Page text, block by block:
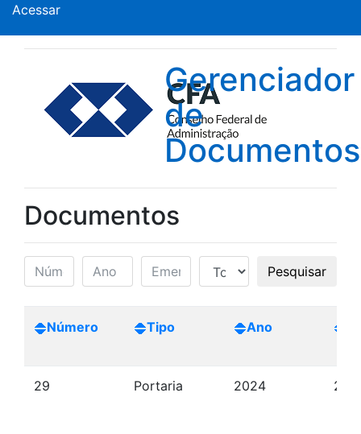
Acessar
Gerenciador
de
Documentos
Documentos
Pesquisar
Número Tipo Ano
29 Portaria 2024 24/